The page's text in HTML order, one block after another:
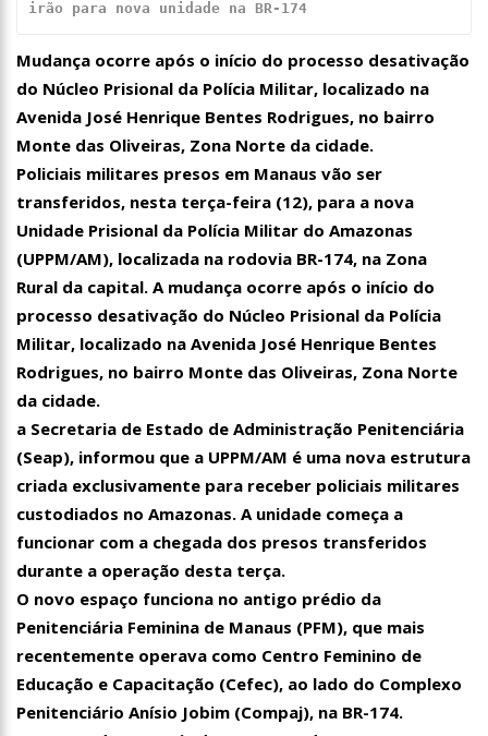
irão para nova unidade na BR-174
Mudança ocorre após o início do processo desativação
do Núcleo Prisional da Polícia Militar, localizado na
Avenida José Henrique Bentes Rodrigues, no bairro
Monte das Oliveiras, Zona Norte da cidade.
Policiais militares presos em Manaus vão ser
transferidos, nesta terça-feira (12), para a nova
Unidade Prisional da Polícia Militar do Amazonas
(UPPM/AM), localizada na rodovia BR-174, na Zona
Rural da capital. A mudança ocorre após o início do
processo desativação do Núcleo Prisional da Polícia
Militar, localizado na Avenida José Henrique Bentes
Rodrigues, no bairro Monte das Oliveiras, Zona Norte
da cidade.
a Secretaria de Estado de Administração Penitenciária
(Seap), informou que a UPPM/AM é uma nova estrutura
criada exclusivamente para receber policiais militares
custodiados no Amazonas. A unidade começa a
funcionar com a chegada dos presos transferidos
durante a operação desta terça.
O novo espaço funciona no antigo prédio da
Penitenciária Feminina de Manaus (PFM), que mais
recentemente operava como Centro Feminino de
Educação e Capacitação (Cefec), ao lado do Complexo
Penitenciário Anísio Jobim (Compaj), na BR-174.